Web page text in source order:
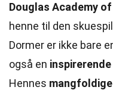
Douglas Academy
henne til den
Dormer er ikke bare
også en
Hennes